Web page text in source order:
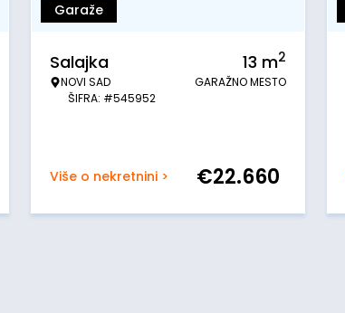
Garaže
Salajka
NOVI SAD
ŠIFRA: #545952
13 m2
GARAŽNO MESTO
Više o nekretnini > €22.660